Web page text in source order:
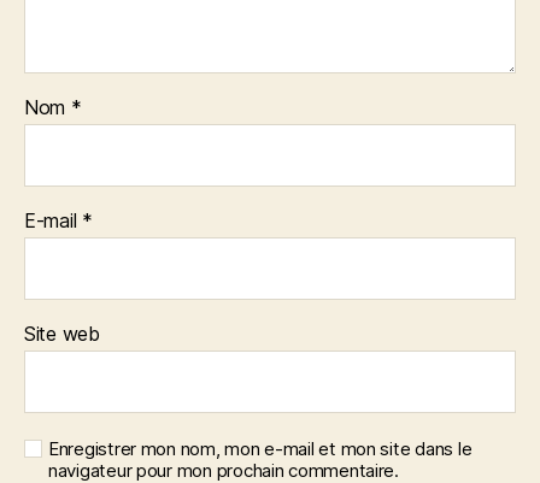
Nom *
E-mail *
Site web
Enregistrer mon nom, mon e-mail et mon site dans le
navigateur pour mon prochain commentaire.